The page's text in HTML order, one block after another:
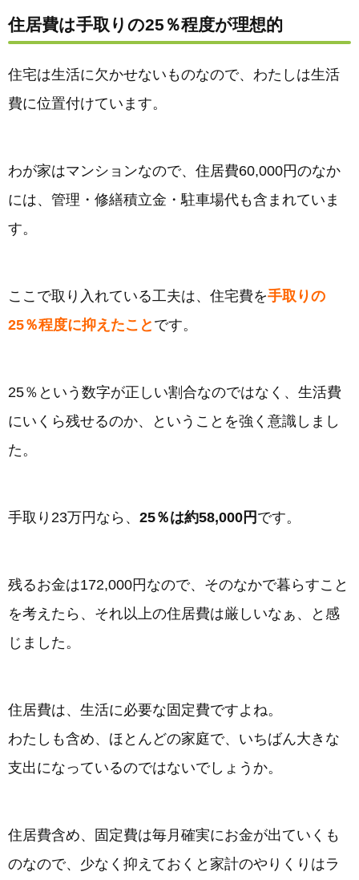
住居費は手取りの25％程度が理想的
住宅は生活に欠かせないものなので、わたしは生活
費に位置付けています。
わが家はマンションなので、住居費60,000円のなか
には、管理・修繕積立金・駐車場代も含まれていま
す。
ここで取り入れている工夫は、住宅費を手取りの
25％程度に抑えたこと です。
25％という数字が正しい割合なのではなく、生活費
にいくら残せるのか、ということを強く意識しまし
た。
手取り23万円なら、 25％は約58,000円 です。
残るお金は172,000円なので、そのなかで暮らすこと
を考えたら、それ以上の住居費は厳しいなぁ、と感
じました。
住居費は、生活に必要な固定費ですよね。
わたしも含め、ほとんどの家庭で、いちばん大きな
支出になっているのではないでしょうか。
住居費含め、固定費は毎月確実にお金が出ていくも
のなので、少なく抑えておくと家計のやりくりはラ